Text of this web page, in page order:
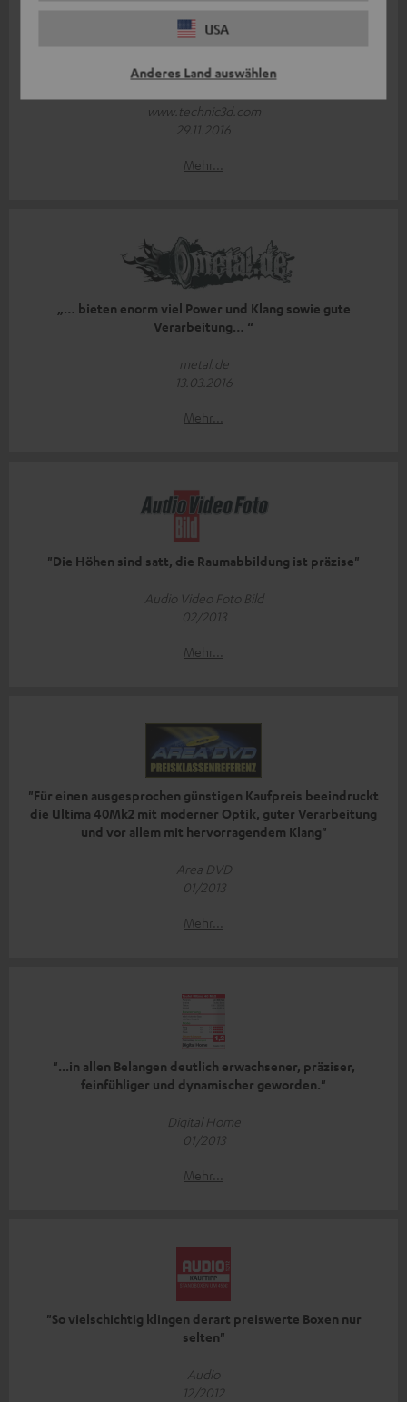
USA
Anderes Land auswählen
"...absolutes Highlight in der Preisliga..."
www.technic3d.com
29.11.2016
Mehr...
„… bieten enorm viel Power und Klang sowie gute
Verarbeitung… “
metal.de
13.03.2016
Mehr...
"Die Höhen sind satt, die Raumabbildung ist präzise"
Audio Video Foto Bild
02/2013
Mehr...
"Für einen ausgesprochen günstigen Kaufpreis beeindruckt
die Ultima 40Mk2 mit moderner Optik, guter Verarbeitung
und vor allem mit hervorragendem Klang"
Area DVD
01/2013
Mehr...
"...in allen Belangen deutlich erwachsener, präziser,
feinfühliger und dynamischer geworden."
Digital Home
01/2013
Mehr...
"So vielschichtig klingen derart preiswerte Boxen nur
selten"
Audio
12/2012